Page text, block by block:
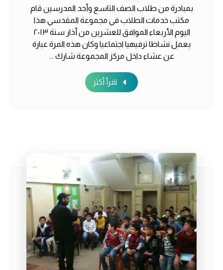
بمبادرة من طلاب الصف التاسع وأحد المدرسين قام
مكتب خدمات الطلاب في مجموعة المقدسي هذا
اليوم الأربعاء الموافق للعشرين من أذار سنة ٢٠١٣
بعمل نشاطا ترفيهيا اجتماعيا وكان هذه المرة عبارة
عن عشاء داخل مركز المجموعة شارك ...
اقرأ أكثر